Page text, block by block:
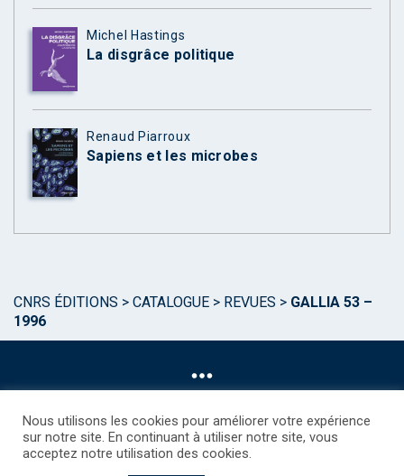
Michel Hastings
La disgrâce politique
Renaud Piarroux
Sapiens et les microbes
CNRS ÉDITIONS > CATALOGUE > REVUES > GALLIA 53 –
1996
©CNRS EDITIONS 2025
Nous utilisons les cookies pour améliorer votre expérience
sur notre site. En continuant à utiliser notre site, vous
acceptez notre utilisation des cookies.